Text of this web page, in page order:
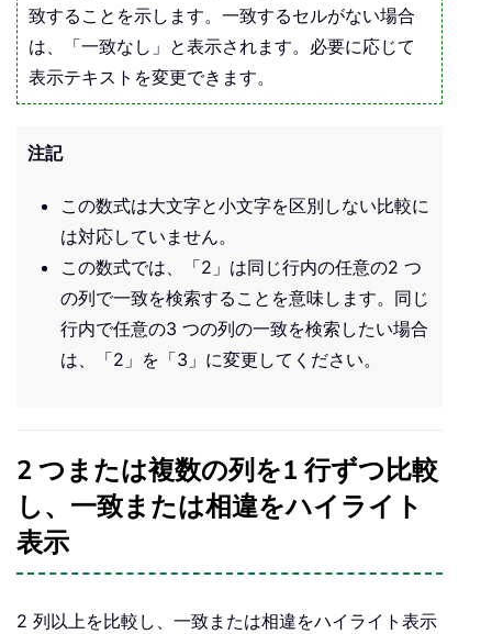
致することを示します。一致するセルがない場合
は、「一致なし」と表示されます。必要に応じて
表示テキストを変更できます。
注記
この数式は大文字と小文字を区別しない比較に
は対応していません。
この数式では、「2」は同じ行内の任意の2 つ
の列で一致を検索することを意味します。同じ
行内で任意の3 つの列の一致を検索したい場合
は、「2」を「3」に変更してください。
2 つまたは複数の列を1 行ずつ比較
し、一致または相違をハイライト
表示
2 列以上を比較し、一致または相違をハイライト表示